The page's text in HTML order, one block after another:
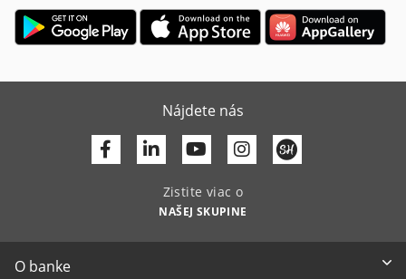
Nájdete nás
Facebook
LinkedinYoutube
Zistite viac o
NAŠEJ SKUPINE
O banke